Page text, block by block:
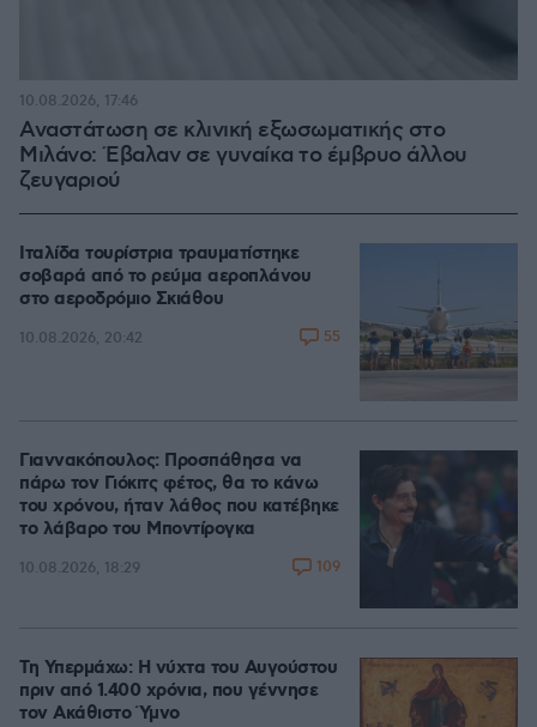
Αναστάτωση σε κλινική εξωσωματικής στο
Μιλάνο: Έβαλαν σε γυναίκα το έμβρυο άλλου
ζευγαριού
10.08.2026, 17:46
Ιταλίδα τουρίστρια τραυματίστηκε
σοβαρά από το ρεύμα αεροπλάνου
στο αεροδρόμιο Σκιάθου
10.08.2026, 20:42 55
Γιαννακόπουλος: Προσπάθησα να
πάρω τον Γιόκιτς φέτος, θα το κάνω
του χρόνου, ήταν λάθος που κατέβηκε
το λάβαρο του Μποντίρογκα
10.08.2026, 18:29 109
Τη Υπερμάχω: Η νύχτα του Αυγούστου
πριν από 1.400 χρόνια, που γέννησε
τον Ακάθιστο Ύμνο